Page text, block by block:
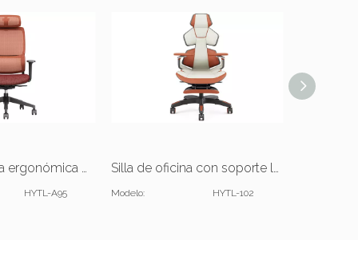
Silla de oficina ergonómica moderna de lujo
HYTL-A95
Silla de oficina con soporte lumbar ajustable
Modelo: HYTL-102